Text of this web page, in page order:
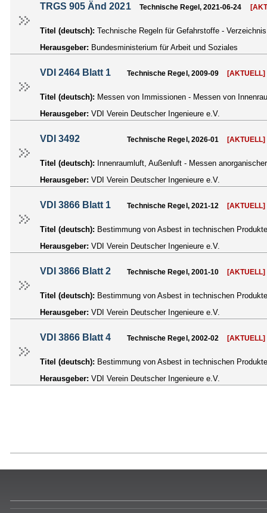
TRGS 905 Änd 2021 Technische Regel, 2021-06-24
Titel (deutsch): Technische Regeln für Gefahrstoffe -
Herausgeber: Bundesministerium für Arbeit und Soziales
VDI 2464 Blatt 1 Technische Regel, 2009-09 [AKTUELL]
Titel (deutsch): Messen von Immissionen - Messen von
Herausgeber: VDI Verein Deutscher Ingenieure e.V.
VDI 3492 Technische Regel, 2026-01 [AKTUELL]
Titel (deutsch): Innenraumluft, Außenluft - Messen
Herausgeber: VDI Verein Deutscher Ingenieure e.V.
VDI 3866 Blatt 1 Technische Regel, 2021-12 [AKTUELL]
Titel (deutsch): Bestimmung von Asbest in technischen
Herausgeber: VDI Verein Deutscher Ingenieure e.V.
VDI 3866 Blatt 2 Technische Regel, 2001-10 [AKTUELL]
Titel (deutsch): Bestimmung von Asbest in technischen
Herausgeber: VDI Verein Deutscher Ingenieure e.V.
VDI 3866 Blatt 4 Technische Regel, 2002-02 [AKTUELL]
Titel (deutsch): Bestimmung von Asbest in technischen
Herausgeber: VDI Verein Deutscher Ingenieure e.V.